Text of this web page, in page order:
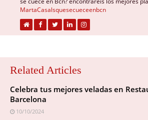
MartaCasalsquesecueceenbcn
Related Articles
Celebra tus mejores veladas en
Barcelona
10/10/2024